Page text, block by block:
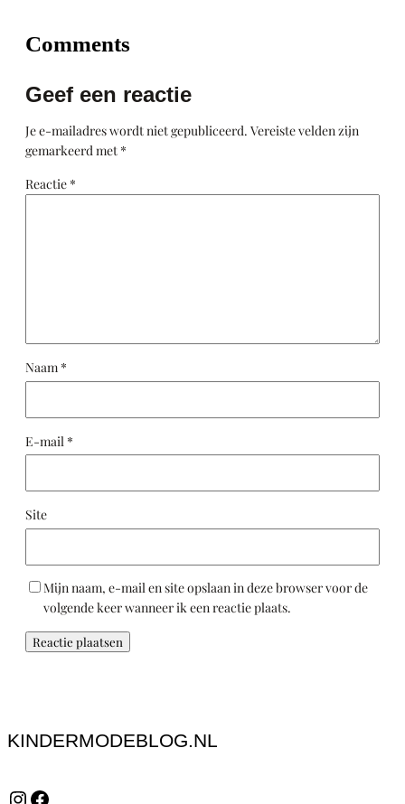
Comments
Geef een reactie
Je e-mailadres wordt niet gepubliceerd. Vereiste velden zijn
gemarkeerd met *
Reactie *
Naam *
E-mail *
Site
Mijn naam, e-mail en site opslaan in deze browser voor de
volgende keer wanneer ik een reactie plaats.
KINDERMODEBLOG.NL
InstagramFacebook